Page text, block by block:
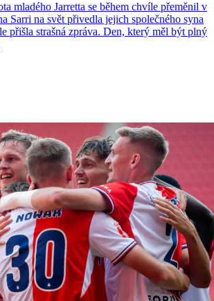
mladého Jarretta se během chvíle přeměnil v
Sarri na svět přivedla jejich společného syna
přišla strašná zpráva. Den, který měl být plný